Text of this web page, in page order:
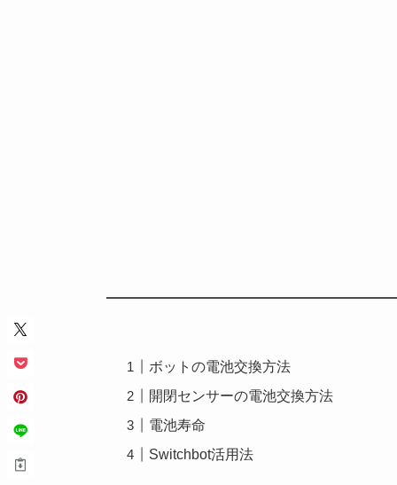
ボットの電池交換方法
開閉センサーの電池交換方法
電池寿命
Switchbot活用法